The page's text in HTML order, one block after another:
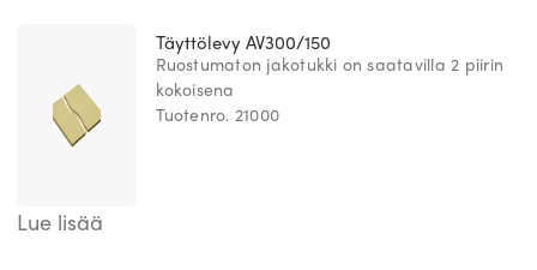
Täyttölevy AV300/150
Ruostumaton jakotukki on saatavilla 2 piirin
kokoisena
Tuotenro. 21000
Lue lisää